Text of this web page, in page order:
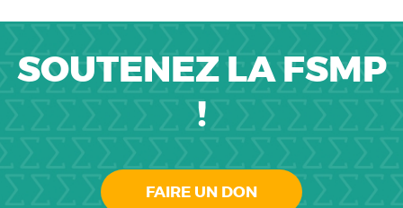
SOUTENEZ LA FSMP
!
FAIRE UN DON